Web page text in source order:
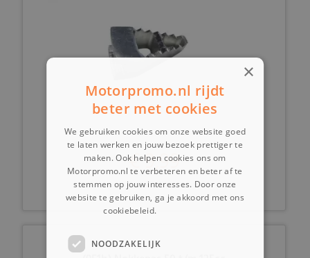
€ 9,99
×
Motorpromo.nl rijdt
beter met cookies
We gebruiken cookies om onze website goed
te laten werken en jouw bezoek prettiger te
maken. Ook helpen cookies ons om
Motorpromo.nl te verbeteren en beter af te
stemmen op jouw interesses. Door onze
website te gebruiken, ga je akkoord met ons
cookiebeleid.
NOODZAKELIJK